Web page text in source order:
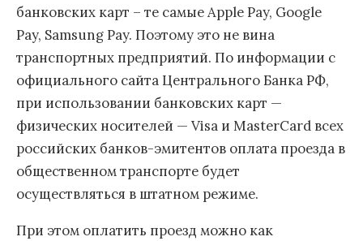
банковских карт – те самые Apple Pay, Google
Pay, Samsung Pay. Поэтому это не вина
транспортных предприятий. По информации с
официального сайта Центрального Банка РФ,
при использовании банковских карт —
физических носителей — Visa и МasterCard всех
российских банков-эмитентов оплата проезда в
общественном транспорте будет
осуществляться в штатном режиме.
При этом оплатить проезд можно как